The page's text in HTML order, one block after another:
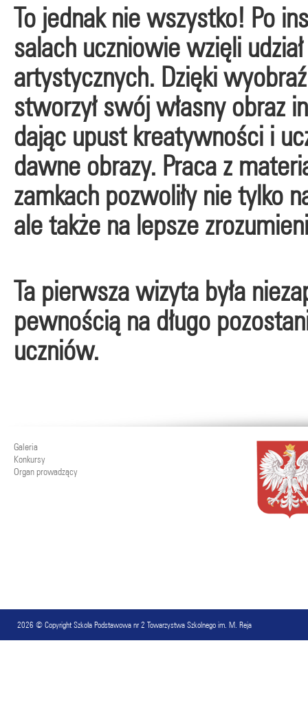
To jednak nie wszystko! Po
salach uczniowie wzięli
artystycznych. Dzięki
stworzył swój własny obraz
dając upust kreatywności i
dawne obrazy. Praca z
zamkach pozwoliły nie tylko
ale także na lepsze
Ta pierwsza wizyta była
pewnością na długo
uczniów.
Galeria
Konkursy
Organ prowadzący
2026 © Copyright Szkoła Podstawowa nr 2 Towarzystwa Szkolnego im. M. Reja